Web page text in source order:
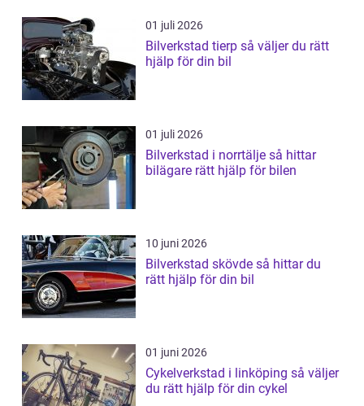
01 juli 2026
Bilverkstad tierp så väljer du rätt
hjälp för din bil
01 juli 2026
Bilverkstad i norrtälje så hittar
bilägare rätt hjälp för bilen
10 juni 2026
Bilverkstad skövde så hittar du
rätt hjälp för din bil
01 juni 2026
Cykelverkstad i linköping så väljer
du rätt hjälp för din cykel